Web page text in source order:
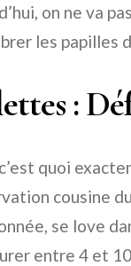
on ne va
les papilles
:
quoi
cousine
se love
entre 4 et